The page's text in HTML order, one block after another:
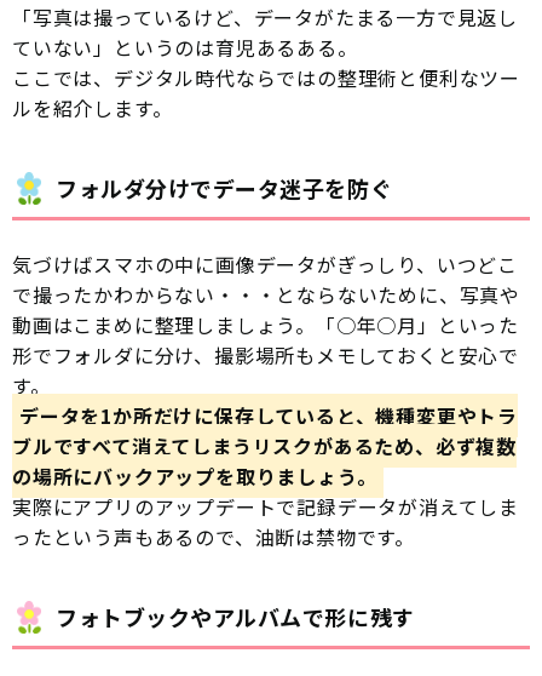
「写真は撮っているけど、データがたまる一方で見返し
ていない」というのは育児あるある。
ここでは、デジタル時代ならではの整理術と便利なツー
ルを紹介します。
フォルダ分けでデータ迷子を防ぐ
気づけばスマホの中に画像データがぎっしり、いつどこ
で撮ったかわからない・・・とならないために、写真や
動画はこまめに整理しましょう。「○年○月」といった
形でフォルダに分け、撮影場所もメモしておくと安心で
す。
データを1か所だけに保存していると、機種変更やトラ
ブルですべて消えてしまうリスクがあるため、必ず複数
の場所にバックアップを取りましょう。
実際にアプリのアップデートで記録データが消えてしま
ったという声もあるので、油断は禁物です。
フォトブックやアルバムで形に残す